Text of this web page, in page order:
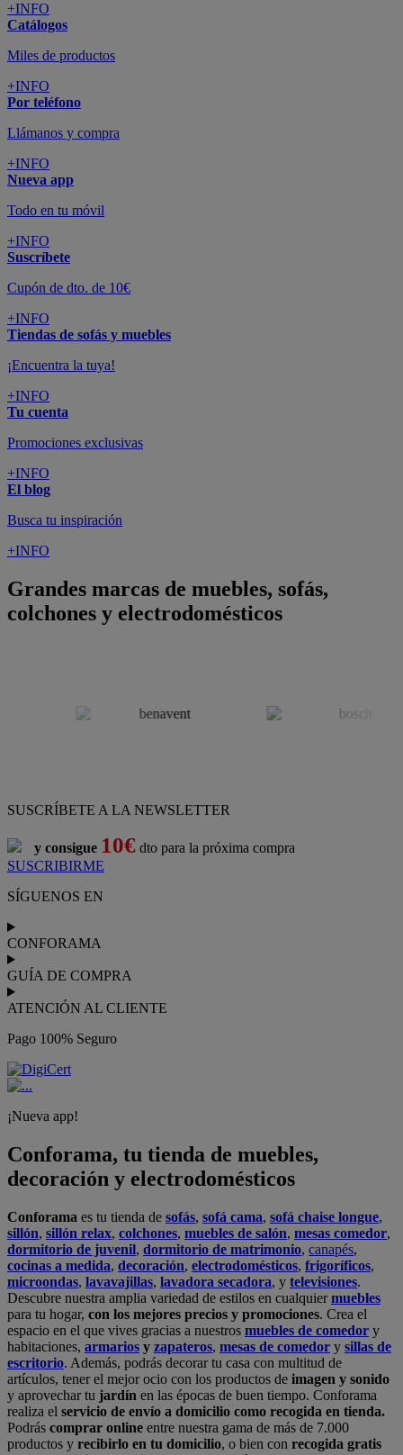
+INFO
Catálogos
Miles de productos
+INFO
Por teléfono
Llámanos y compra
+INFO
Nueva app
Todo en tu móvil
+INFO
Suscríbete
Cupón de dto. de 10€
+INFO
Tiendas de sofás y muebles
¡Encuentra la tuya!
+INFO
Tu cuenta
Promociones exclusivas
+INFO
El blog
Busca tu inspiración
+INFO
Grandes marcas de muebles, sofás,
colchones y electrodomésticos
SUSCRÍBETE A LA NEWSLETTER
y consigue 10€ dto para la próxima compra
SUSCRIBIRME
SÍGUENOS EN
CONFORAMA
GUÍA DE COMPRA
ATENCIÓN AL CLIENTE
Pago 100% Seguro
¡Nueva app!
Conforama, tu tienda de muebles,
decoración y electrodomésticos
Conforama es tu tienda de sofás, sofá cama, sofá chaise longue,
sillón, sillón relax, colchones, muebles de salón, mesas comedor,
dormitorio de juvenil, dormitorio de matrimonio, canapés,
cocinas a medida, decoración, electrodomésticos, frigoríficos,
microondas, lavavajillas, lavadora secadora, y televisiones.
Descubre nuestra amplia variedad de estilos en cualquiermuebles
para tu hogar, con los mejores precios y promociones. Crea el
espacio en el que vives gracias a nuestros muebles de comedor y
habitaciones, armarios y zapateros, mesas de comedor y sillas de
escritorio. Además, podrás decorar tu casa con multitud de
artículos, tener el mejor ocio con los productos de imagen y sonido
y aprovechar tu jardín en las épocas de buen tiempo. Conforama
realiza el servicio de envío a domicilio como recogida en tienda.
Podrás comprar online entre nuestra gama de más de 7.000
productos y recibirlo en tu domicilio, o bien con recogida gratis